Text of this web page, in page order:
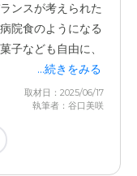
師さんとスタッフ
なのですが、私
券などと一緒に、
ます」といった内
てもらえません
ンスが考えられた
院食のようになる
子なども自由に、
のが食べたくなり
、少し不満を口に
...続きをみる
取材日：2025/06/17
執筆者：谷口美咲